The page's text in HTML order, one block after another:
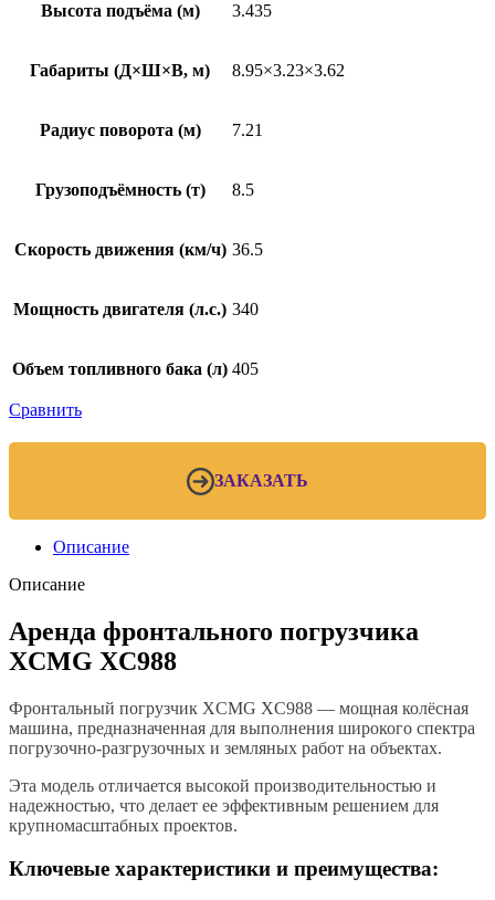
Высота подъёма (м) 3.435
Габариты (Д×Ш×В, м) 8.95×3.23×3.62
Радиус поворота (м) 7.21
Грузоподъёмность (т) 8.5
Скорость движения (км/ч) 36.5
Мощность двигателя (л.с.) 340
Объем топливного бака (л) 405
Сравнить
ЗАКАЗАТЬ
Описание
Описание
Аренда фронтального погрузчика
XCMG XC988
Фронтальный погрузчик XCMG XC988 — мощная колёсная
машина, предназначенная для выполнения широкого спектра
погрузочно-разгрузочных и земляных работ на объектах.
Эта модель отличается высокой производительностью и
надежностью, что делает ее эффективным решением для
крупномасштабных проектов.
Ключевые характеристики и преимущества: